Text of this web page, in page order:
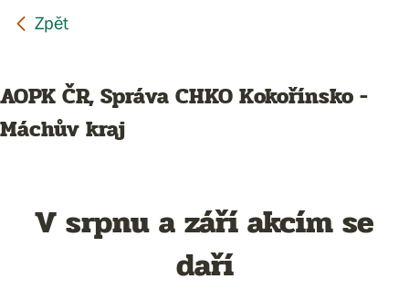
AOPK ČR, Správa CHKO Kokořínsko -
Máchův kraj
V srpnu a září akcím se
daří